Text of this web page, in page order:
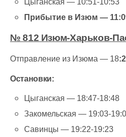
Прибытие в Изюм —
№ 812 Изюм-Харьков-
Отправление из Изюма — 18
Остановки:
Цыганская — 18:47-18:48
Закомельская — 19:03-
Савинцы — 19:22-19:23